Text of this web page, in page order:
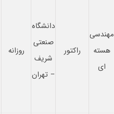
مهندسی
هسته
ای
راکتور
دانشگاه
صنعتی
شریف
– تهران
روزانه